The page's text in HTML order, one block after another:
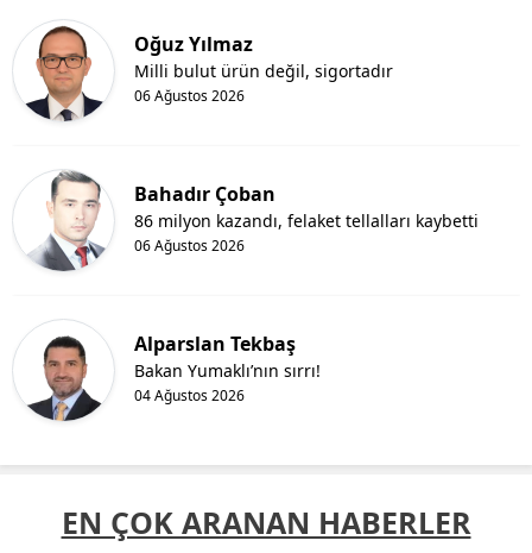
Oğuz Yılmaz
06 Ağustos 2026
Milli bulut ürün değil, sigortadır
Bahadır Çoban
06 Ağustos 2026
86 milyon kazandı, felaket tellalları kaybetti
Alparslan Tekbaş
04 Ağustos 2026
Bakan Yumaklı’nın sırrı!
EN ÇOK ARANAN HABERLER